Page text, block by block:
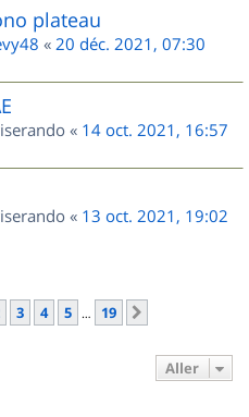
plateau
« 20 déc. 2021, 07:30
« 14 oct. 2021, 16:57
« 13 oct. 2021, 19:02
3 4 5 … 19
Aller